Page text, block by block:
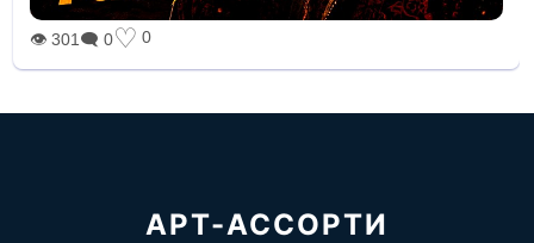
👁 301 🗨 0♡ 0
АРТ-АССОРТИ